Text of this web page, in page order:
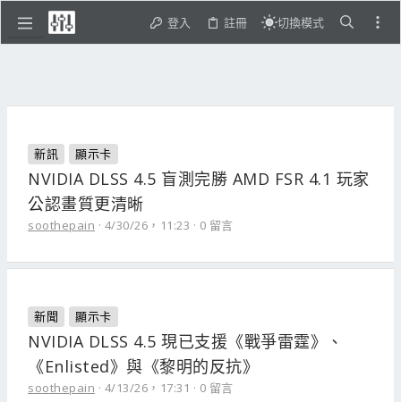
登入 註冊 切換模式
新訊 顯示卡
NVIDIA DLSS 4.5 盲測完勝 AMD FSR 4.1 玩家
公認畫質更清晰
soothepain 4/30/26，11:23 0 留言
新聞 顯示卡
NVIDIA DLSS 4.5 現已支援《戰爭雷霆》、
《Enlisted》與《黎明的反抗》
soothepain 4/13/26，17:31 0 留言